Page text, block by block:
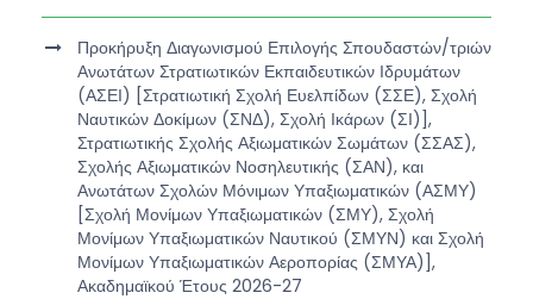
Προκήρυξη Διαγωνισμού Επιλογής Σπουδαστών/τριών
Ανωτάτων Στρατιωτικών Εκπαιδευτικών Ιδρυμάτων
(ΑΣΕΙ) [Στρατιωτική Σχολή Ευελπίδων (ΣΣΕ), Σχολή
Ναυτικών Δοκίμων (ΣΝΔ), Σχολή Ικάρων (ΣΙ)],
Στρατιωτικής Σχολής Αξιωματικών Σωμάτων (ΣΣΑΣ),
Σχολής Αξιωματικών Νοσηλευτικής (ΣΑΝ), και
Ανωτάτων Σχολών Μόνιμων Υπαξιωματικών (ΑΣΜΥ)
[Σχολή Μονίμων Υπαξιωματικών (ΣΜΥ), Σχολή
Μονίμων Υπαξιωματικών Ναυτικού (ΣΜΥΝ) και Σχολή
Μονίμων Υπαξιωματικών Αεροπορίας (ΣΜΥΑ)],
Ακαδημαϊκού Έτους 2026-27